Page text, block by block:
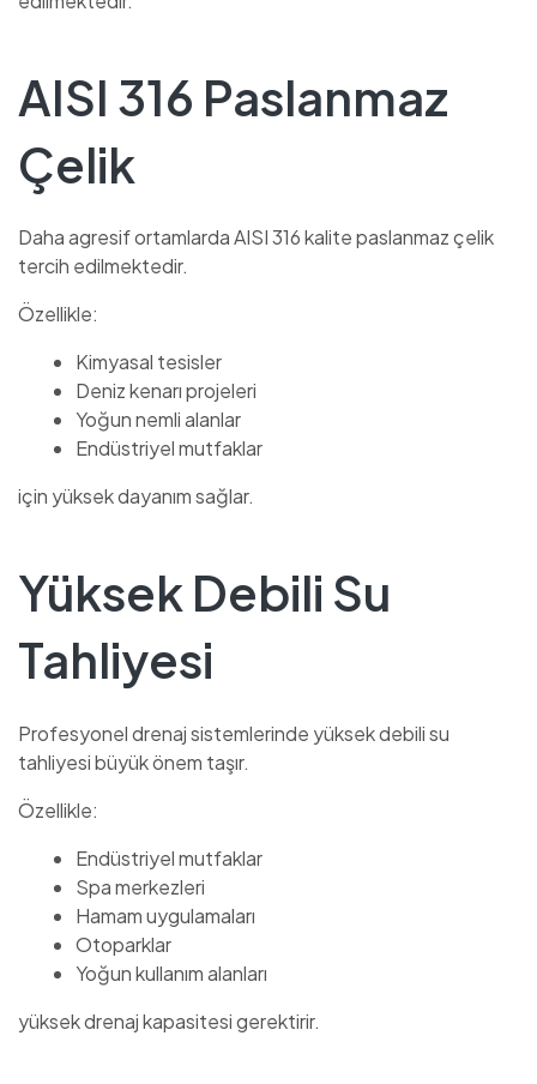
AISI 316 Paslanmaz
Çelik
Daha agresif ortamlarda AISI 316 kalite paslanmaz çelik
tercih edilmektedir.
Özellikle:
Kimyasal tesisler
Deniz kenarı projeleri
Yoğun nemli alanlar
Endüstriyel mutfaklar
için yüksek dayanım sağlar.
Yüksek Debili Su
Tahliyesi
Profesyonel drenaj sistemlerinde yüksek debili su
tahliyesi büyük önem taşır.
Özellikle:
Endüstriyel mutfaklar
Spa merkezleri
Hamam uygulamaları
Otoparklar
Yoğun kullanım alanları
yüksek drenaj kapasitesi gerektirir.